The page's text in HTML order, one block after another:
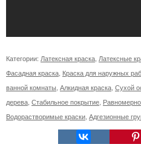
Категории: Латексная краска Латексные
Фасадная краска Краска для наружных
ванной комнаты Алкидная краска Сухой
дерева Стабильное покрытие
Водорастворимые краски Адгезионные